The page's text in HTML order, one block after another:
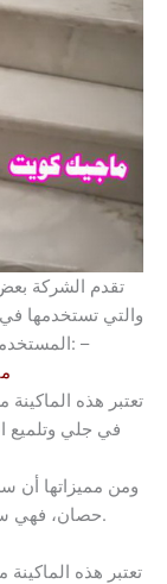
تقدم الشركة
والتي تستخدمها
المستخدمة لدى شركة جلي رخام بالكويت: –
–
تعتبر هذه
في جلي وتلميع
حصان، فهي سريعة للغاية وأيضًا خفيفة في الوزن.
تعتبر هذه